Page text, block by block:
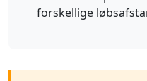
forskellige